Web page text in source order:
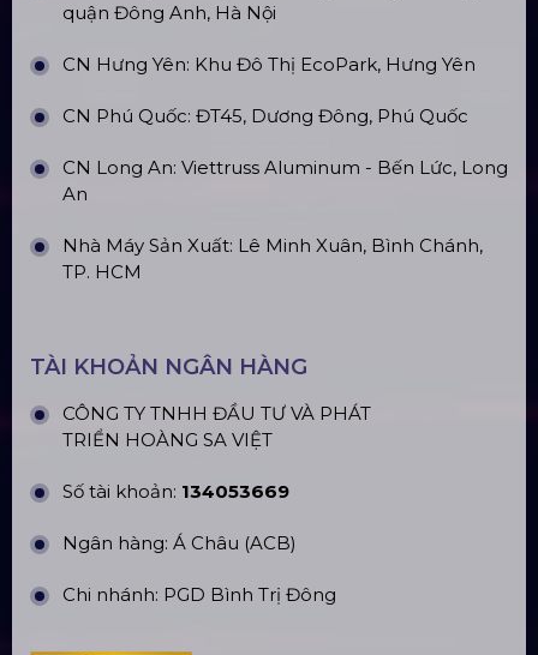
quận Đông Anh, Hà Nội
CN Hưng Yên: Khu Đô Thị EcoPark, Hưng Yên
CN Phú Quốc: ĐT45, Dương Đông, Phú Quốc
CN Long An: Viettruss Aluminum - Bến Lức, Long
An
Nhà Máy Sản Xuất: Lê Minh Xuân, Bình Chánh,
TP. HCM
TÀI KHOẢN NGÂN HÀNG
CÔNG TY TNHH ĐẦU TƯ VÀ PHÁT
TRIỂN HOÀNG SA VIỆT
Số tài khoản: 134053669
Ngân hàng: Á Châu (ACB)
Chi nhánh: PGD Bình Trị Đông